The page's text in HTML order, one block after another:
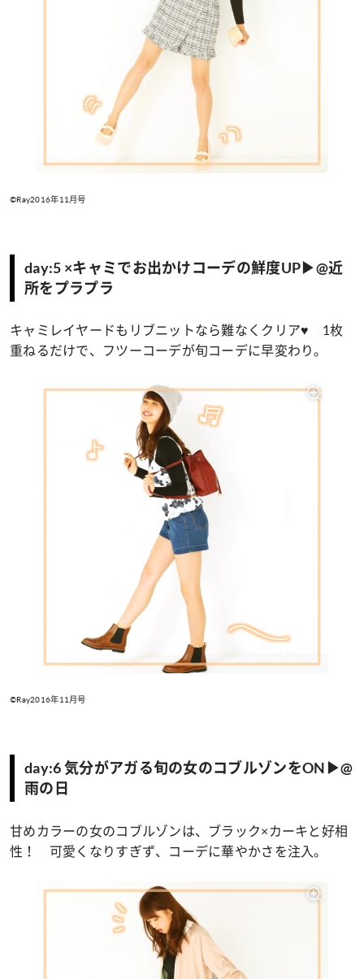
©Ray2016年11月号
day:5 ×キャミでお出かけコーデの鮮度UP▶@近
所をプラプラ
キャミレイヤードもリブニットなら難なくクリア♥ 1枚
重ねるだけで、フツーコーデが旬コーデに早変わり。
©Ray2016年11月号
day:6 気分がアガる旬の女のコブルゾンをON▶@
雨の日
甘めカラーの女のコブルゾンは、ブラック×カーキと好相
性！ 可愛くなりすぎず、コーデに華やかさを注入。